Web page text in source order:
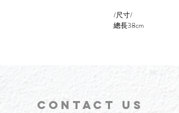
/尺寸/
總長38cm
CONTACT US